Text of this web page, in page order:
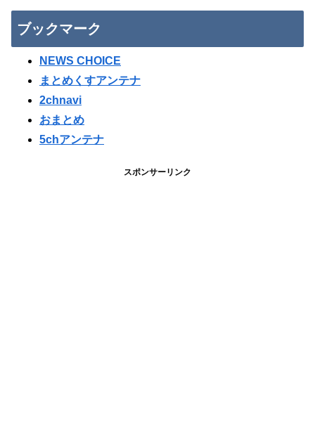
ブックマーク
NEWS CHOICE
まとめくすアンテナ
2chnavi
おまとめ
5chアンテナ
スポンサーリンク